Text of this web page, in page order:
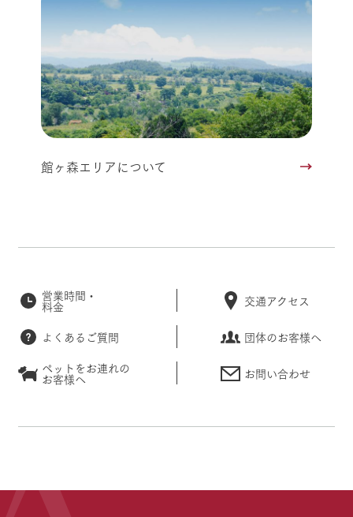
館ヶ森エリアについて
営業時間・
料金 交通アクセス
よくあるご質問
団体のお客様へ
ペットをお連れの
お客様へ お問い合わせ